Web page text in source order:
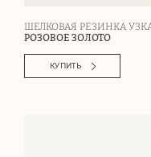
ШЕЛКОВАЯ РЕЗИНКА
РОЗОВОЕ ЗОЛОТО
КУПИТЬ